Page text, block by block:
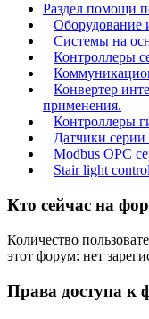
Раздел помощи
Оборудование
Системы на
Контроллеры
Конвертер
применения.
Контроллеры
Датчики
Modbus OPC
Stair light
Кто сейчас на
Количество
этот форум: нет
Права доступа к